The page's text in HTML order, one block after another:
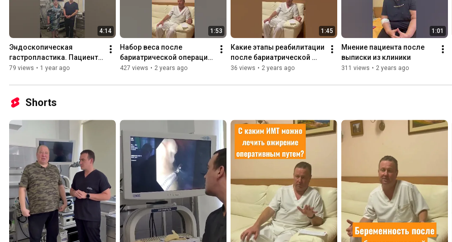
4:14
Эндоскопическая
гастропластика. Пациент
после гастропликации
79 views • 1 year ago
1:53
Набор веса после
бариатрической операции.
Резекция желудка,
427 views • 2 years ago
1:45
Какие этапы реабилитации
после бариатрической
операции
36 views • 2 years ago
1:01
Мнение пациента после
выписки из клиники
311 views • 2 years ago
Shorts